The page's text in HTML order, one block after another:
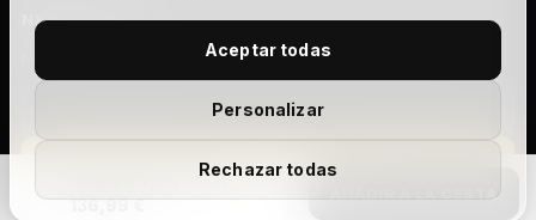
Rechazar todas
Personalizar
Aceptar todas
Flatline Playing Cards
136,99 €
AÑADIR A LA CESTA
NEWSLETTER
Novedades, lanzamientos y ofertas exclusivas. Sin spam.
Suscribirme